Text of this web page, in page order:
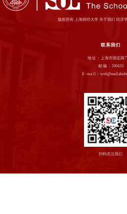
版权所有 上海财经大学 关于我们 经济
联系我们
地址： 上海市国定路
邮编： 200433
E-mail：
扫码关注我们